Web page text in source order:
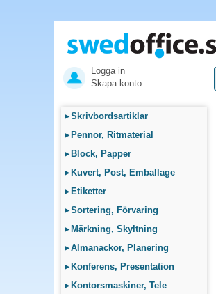
Logga in
Skapa konto
▸Skrivbordsartiklar
▸ Pennor, Ritmaterial
▸ Block, Papper
▸ Kuvert, Post, Emballage
▸ Etiketter
▸Sortering, Förvaring
▸ Märkning, Skyltning
▸Almanackor, Planering
▸ Konferens, Presentation
▸ Kontorsmaskiner, Tele